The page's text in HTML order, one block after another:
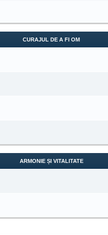
CURAJUL DE A FI OM
ARMONIE ȘI VITALITATE